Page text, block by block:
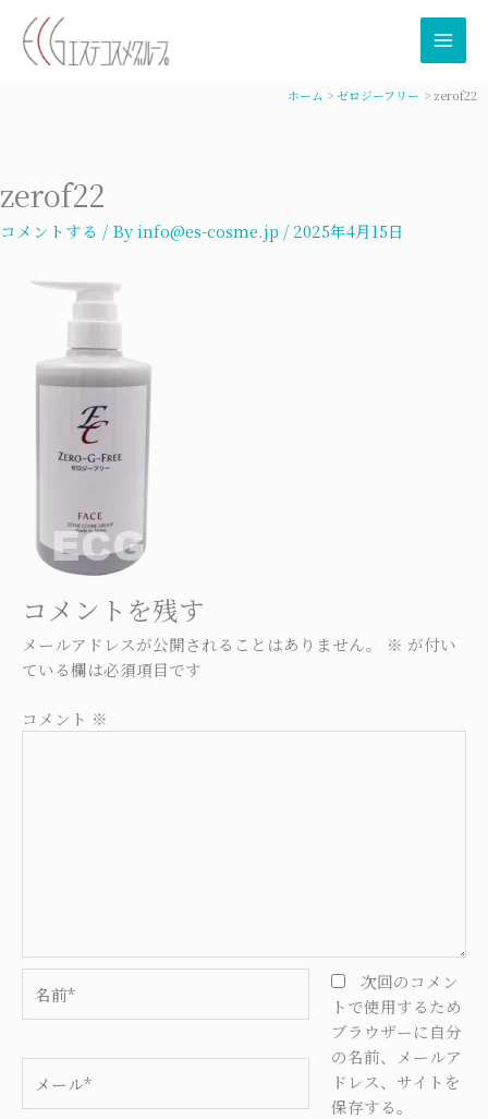
ホーム ゼロジーフリー zerof22
zerof22
コメントする / Byinfo@es-cosme.jp / 2025年4月15日
コメントを残す
メールアドレスが公開されることはありません。 ※ が付い
ている欄は必須項目です
コメント ※
前
ー
次回のコメン
トで使用するため
ブラウザーに自分
の名前、メールア
ドレス、サイトを
保存する。